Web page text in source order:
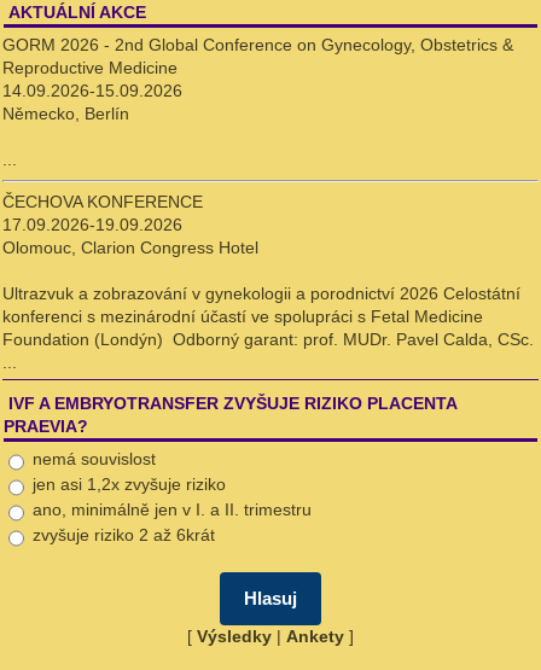
AKTUÁLNÍ AKCE
GORM 2026 - 2nd Global Conference on Gynecology, Obstetrics &
Reproductive Medicine
14.09.2026-15.09.2026
Německo, Berlín
ČECHOVA KONFERENCE
17.09.2026-19.09.2026
Olomouc, Clarion Congress Hotel
Ultrazvuk a zobrazování v gynekologii a porodnictví 2026 Celostátní
konferenci s mezinárodní účastí ve spolupráci s Fetal Medicine
Foundation (Londýn) Odborný garant: prof. MUDr. Pavel Calda, CSc.
IVF A EMBRYOTRANSFER ZVYŠUJE RIZIKO PLACENTA
PRAEVIA?
nemá souvislost
jen asi 1,2x zvyšuje riziko
ano, minimálně jen v I. a II. trimestru
zvyšuje riziko 2 až 6krát
[ Výsledky | Ankety ]